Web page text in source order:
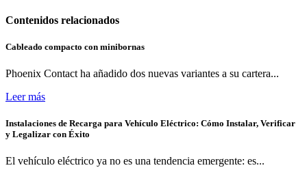
Contenidos relacionados
Cableado compacto con minibornas
Phoenix Contact ha añadido dos nuevas variantes a su cartera...
Leer más
Instalaciones de Recarga para Vehículo Eléctrico: Cómo Instalar, Verificar
y Legalizar con Éxito
El vehículo eléctrico ya no es una tendencia emergente: es...